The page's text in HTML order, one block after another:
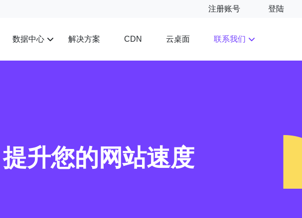
注册账号 登陆
数据中心 解决方案 CDN 云桌面 联系我们
升您的网站速度